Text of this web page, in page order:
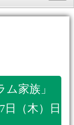
家族」
日（木）日